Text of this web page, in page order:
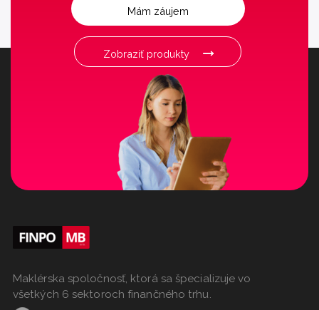
Mám záujem
Zobraziť produkty
Maklérska spoločnosť, ktorá sa špecializuje vo
všetkých 6 sektoroch finančného trhu.